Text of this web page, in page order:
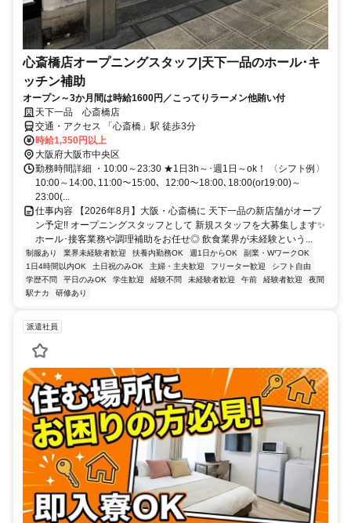
心斎橋店オープニングスタッフ|天下一品のホール･キ
ッチン補助
オープン～3か月間は時給1600円／こってりラーメン他賄い付
天下一品 心斎橋店
交通・アクセス 「心斎橋」駅 徒歩3分
時給1,350円以上
大阪府大阪市中央区
勤務時間詳細 ・10:00～23:30 ★1日3h～･週1日～ok！ 〈シフト例〉
10:00～14:00､11:00～15:00、12:00～18:00､18:00(or19:00)～
23:00(...
仕事内容 【2026年8月】大阪・心斎橋に 天下一品の新店舗がオープ
ン予定!! オープニングスタッフとして 新規スタッフを大募集します✨
ホール･接客業務や調理補助をお任せ◎ 飲食業界が未経験という...
制服あり 業界未経験者歓迎 扶養内勤務OK 週1日からOK
副業・WワークOK
1日4時間以内OK
土日祝のみOK 主婦・主夫歓迎 フリーター歓迎
シフト自由
学歴不問
平日のみOK 学生歓迎 経験不問 未経験者歓迎 午前 経験者歓迎
夜間
駅ナカ
研修あり
派遣社員